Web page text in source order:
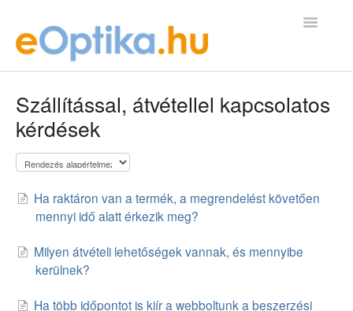
Toggle
Szállítással, átvétellel kapcsolatos
kérdések
Ha raktáron van a termék, a megrendelést követően
mennyi idő alatt érkezik meg?
Milyen átvételi lehetőségek vannak, és mennyibe
kerülnek?
Ha több időpontot is kiír a webboltunk a beszerzési